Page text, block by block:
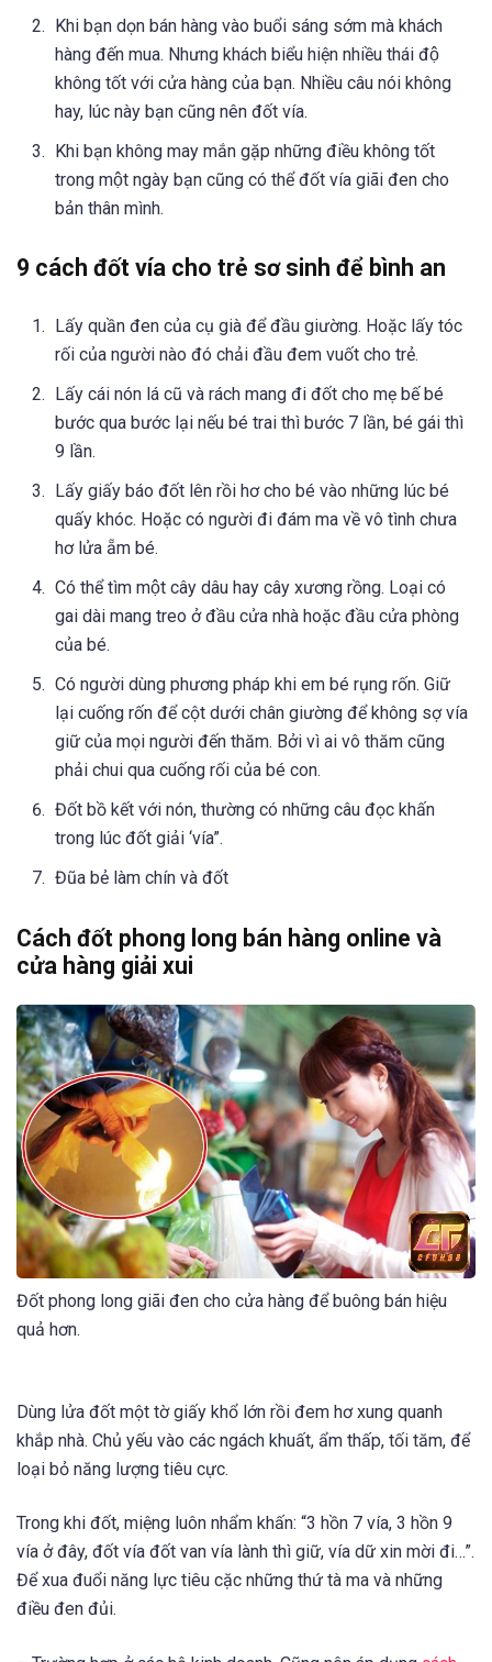
Khi bạn dọn bán hàng vào buổi sáng sớm mà khách
hàng đến mua. Nhưng khách biểu hiện nhiều thái độ
không tốt với cửa hàng của bạn. Nhiều câu nói không
hay, lúc này bạn cũng nên đốt vía.
Khi bạn không may mắn gặp những điều không tốt
trong một ngày bạn cũng có thể đốt vía giãi đen cho
bản thân mình.
9 cách đốt vía cho trẻ sơ sinh để bình an
Lấy quần đen của cụ già để đầu giường. Hoặc lấy tóc
rối của người nào đó chải đầu đem vuốt cho trẻ.
Lấy cái nón lá cũ và rách mang đi đốt cho mẹ bế bé
bước qua bước lại nếu bé trai thì bước 7 lần, bé gái thì
9 lần.
Lấy giấy báo đốt lên rồi hơ cho bé vào những lúc bé
quấy khóc. Hoặc có người đi đám ma về vô tình chưa
hơ lửa ẵm bé.
Có thể tìm một cây dâu hay cây xương rồng. Loại có
gai dài mang treo ở đầu cửa nhà hoặc đầu cửa phòng
của bé.
Có người dùng phương pháp khi em bé rụng rốn. Giữ
lại cuống rốn để cột dưới chân giường để không sợ vía
giữ của mọi người đến thăm. Bởi vì ai vô thăm cũng
phải chui qua cuống rối của bé con.
Đốt bồ kết với nón, thường có những câu đọc khấn
trong lúc đốt giải ‘vía”.
Đũa bẻ làm chín và đốt
Cách đốt phong long bán hàng online và
cửa hàng giải xui
Đốt phong long giãi đen cho cửa hàng để buông bán hiệu
quả hơn.
Dùng lửa đốt một tờ giấy khổ lớn rồi đem hơ xung quanh
khắp nhà. Chủ yếu vào các ngách khuất, ẩm thấp, tối tăm, để
loại bỏ năng lượng tiêu cực.
Trong khi đốt, miệng luôn nhẩm khấn: “3 hồn 7 vía, 3 hồn 9
vía ở đây, đốt vía đốt van vía lành thì giữ, vía dữ xin mời đi…”.
Để xua đuổi năng lực tiêu cặc những thứ tà ma và những
điều đen đủi.